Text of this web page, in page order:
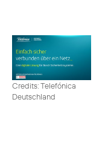
Credits: Telefónica
Deutschland